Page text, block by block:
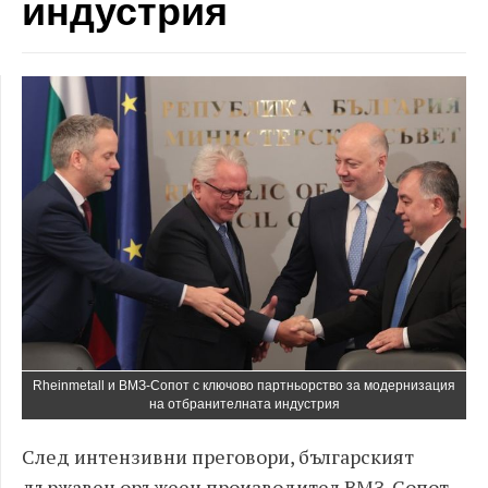
Rheinmetall и ВМЗ-Сопот с ключово партньорство за модернизация
на отбранителната индустрия
След интензивни преговори, българският